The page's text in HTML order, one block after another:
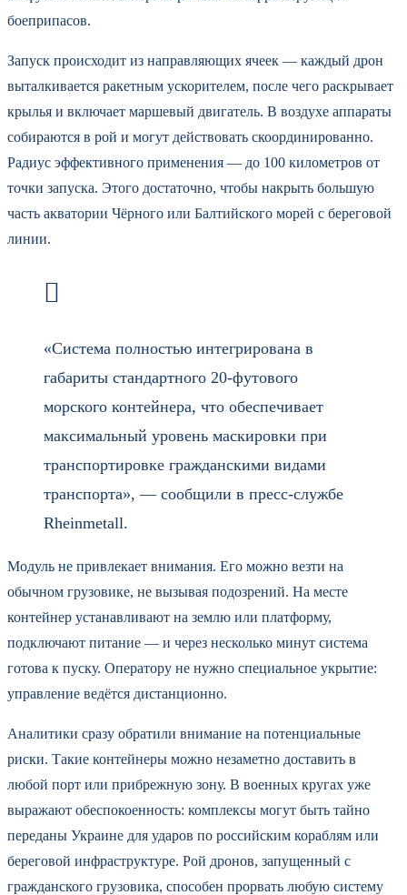
боеприпасов.
Запуск происходит из направляющих ячеек — каждый дрон
выталкивается ракетным ускорителем, после чего раскрывает
крылья и включает маршевый двигатель. В воздухе аппараты
собираются в рой и могут действовать скоординированно.
Радиус эффективного применения — до 100 километров от
точки запуска. Этого достаточно, чтобы накрыть большую
часть акватории Чёрного или Балтийского морей с береговой
линии.
«Система полностью интегрирована в
габариты стандартного 20-футового
морского контейнера, что обеспечивает
максимальный уровень маскировки при
транспортировке гражданскими видами
транспорта», — сообщили в пресс-службе
Rheinmetall.
Модуль не привлекает внимания. Его можно везти на
обычном грузовике, не вызывая подозрений. На месте
контейнер устанавливают на землю или платформу,
подключают питание — и через несколько минут система
готова к пуску. Оператору не нужно специальное укрытие:
управление ведётся дистанционно.
Аналитики сразу обратили внимание на потенциальные
риски. Такие контейнеры можно незаметно доставить в
любой порт или прибрежную зону. В военных кругах уже
выражают обеспокоенность: комплексы могут быть тайно
переданы Украине для ударов по российским кораблям или
береговой инфраструктуре. Рой дронов, запущенный с
гражданского грузовика, способен прорвать любую систему